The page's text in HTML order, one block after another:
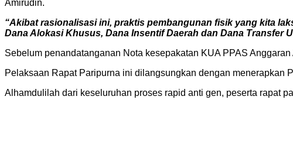
Amirudin.
“Akibat rasionalisasi ini, praktis pembangunan fisik yang kita
Dana Alokasi Khusus, Dana Insentif Daerah dan Dana Transfer
Sebelum penandatanganan Nota kesepakatan KUA PPAS
Pelaksaan Rapat Paripurna ini dilangsungkan dengan menerapkan
Alhamdulilah dari keseluruhan proses rapid anti gen, peserta rapat